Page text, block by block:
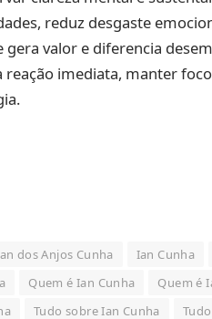
reduz desgaste
valor e diferencia
imediata, manter
dos Anjos Cunha Ian Cunha
Quem é Ian Cunha
Quem é
Tudo sobre Ian Cunha